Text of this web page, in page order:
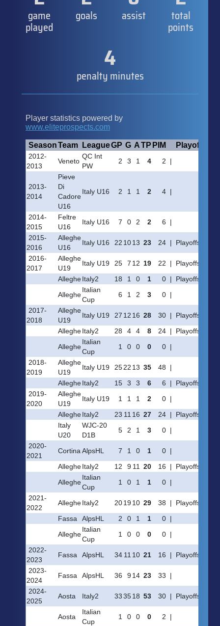
game
played
goals assist total
points
4
penalty minutes